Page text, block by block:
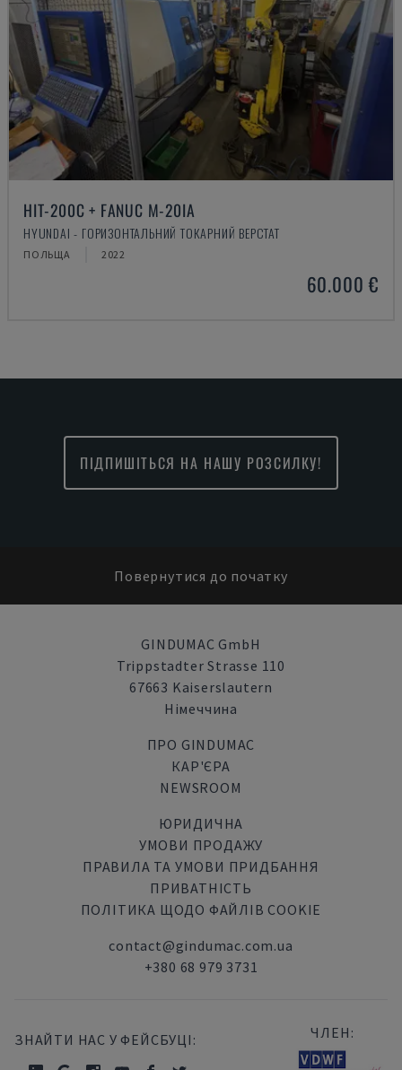
HIT-200C + FANUC M-20IA
HYUNDAI - ГОРИЗОНТАЛЬНИЙ ТОКАРНИЙ ВЕРСТАТ
ПОЛЬЩА 2022
60.000 €
ПІДПИШІТЬСЯ НА НАШУ РОЗСИЛКУ!
Повернутися до початку
GINDUMAC GmbH
Trippstadter Strasse 110
67663 Kaiserslautern
Німеччина
ПРО GINDUMAC
КАР'ЄРА
NEWSROOM
ЮРИДИЧНА
УМОВИ ПРОДАЖУ
ПРАВИЛА ТА УМОВИ ПРИДБАННЯ
ПРИВАТНІСТЬ
ПОЛІТИКА ЩОДО ФАЙЛІВ COOKIE
contact@gindumac.com.ua
+380 68 979 3731
ЗНАЙТИ НАС У ФЕЙСБУЦІ: ЧЛЕН: